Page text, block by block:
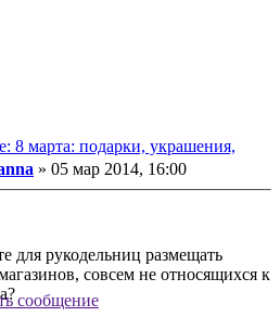
8 марта: подарки, украшения,
» 05 мар 2014, 16:00
для рукодельниц размещать
совсем не относящихся к